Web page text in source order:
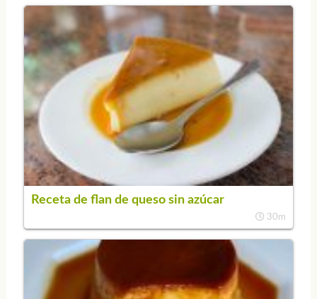
Receta de flan de queso sin azúcar
30m